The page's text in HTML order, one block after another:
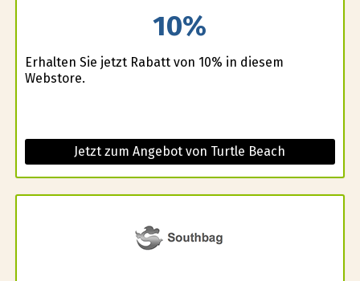
10%
Erhalten Sie jetzt Rabatt von 10% in diesem
Webstore.
Jetzt zum Angebot von Turtle Beach